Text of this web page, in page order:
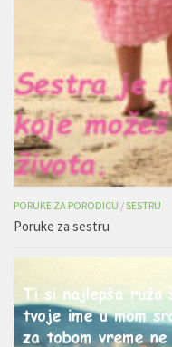
PORUKE ZA PORODICU /SESTRU
Poruke za sestru